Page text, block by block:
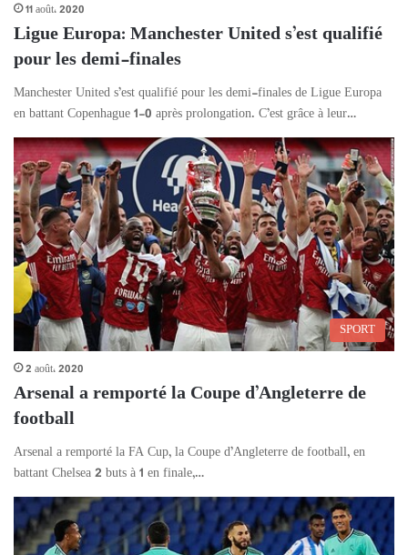
11 août، 2020
Ligue Europa: Manchester United s’est qualifié
pour les demi-finales
Manchester United s’est qualifié pour les demi-finales de Ligue Europa
en battant Copenhague 1-0 après prolongation. C’est grâce à leur…
SPORT
2 août، 2020
Arsenal a remporté la Coupe d’Angleterre de
football
Arsenal a remporté la FA Cup, la Coupe d’Angleterre de football, en
battant Chelsea 2 buts à 1 en finale,…